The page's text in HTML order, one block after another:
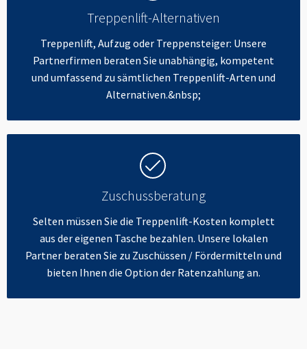
Treppenlift-Alternativen
Treppenlift, Aufzug oder Treppensteiger: Unsere
Partnerfirmen beraten Sie unabhängig, kompetent
und umfassend zu sämtlichen Treppenlift-Arten und
Alternativen.&nbsp;
Zuschussberatung
Selten müssen Sie die Treppenlift-Kosten komplett
aus der eigenen Tasche bezahlen. Unsere lokalen
Partner beraten Sie zu Zuschüssen / Fördermitteln und
bieten Ihnen die Option der Ratenzahlung an.